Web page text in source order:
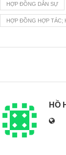
HỢP ĐỒNG DÂN SỰ
HỢP ĐỒNG HỢP TÁC;
HỒ